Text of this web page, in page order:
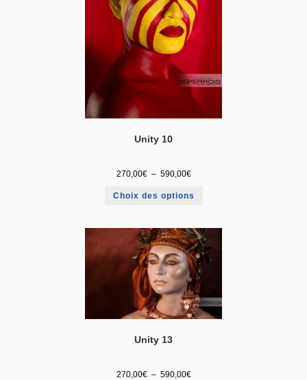
Unity 10
270,00€ – 590,00€
Choix des options
Unity 13
270,00€ – 590,00€